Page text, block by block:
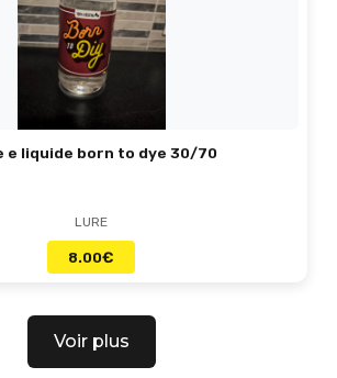
e liquide born to dye 30/70
LURE
8.00€
Voir plus